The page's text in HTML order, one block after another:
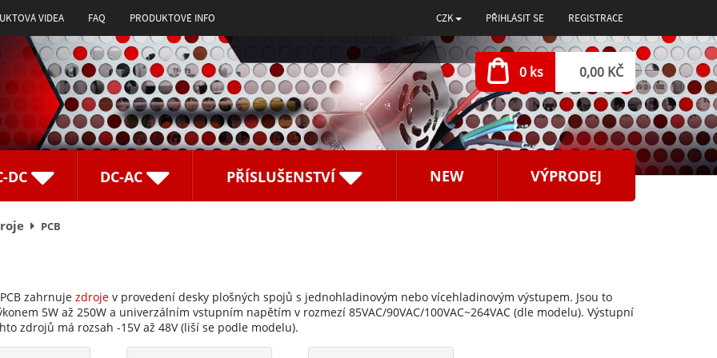
VIDEA FAQ PRODUKTOVÉ INFO CZK PŘIHLÁSIT SE REGISTRACE
0 ks 0,00 KČ
DC DC-AC PŘÍSLUŠENSTVÍ NEW VÝPRODEJ
PCB
zahrnuje zdrojev provedení desky plošných spojů s jednohladinovým nebo vícehladinovým výstupem. Jsou to
5W až 250W a univerzálním vstupním napětím v rozmezí 85VAC/90VAC/100VAC~264VAC (dle modelu). Výstupní
zdrojů má rozsah -15V až 48V (liší se podle modelu).